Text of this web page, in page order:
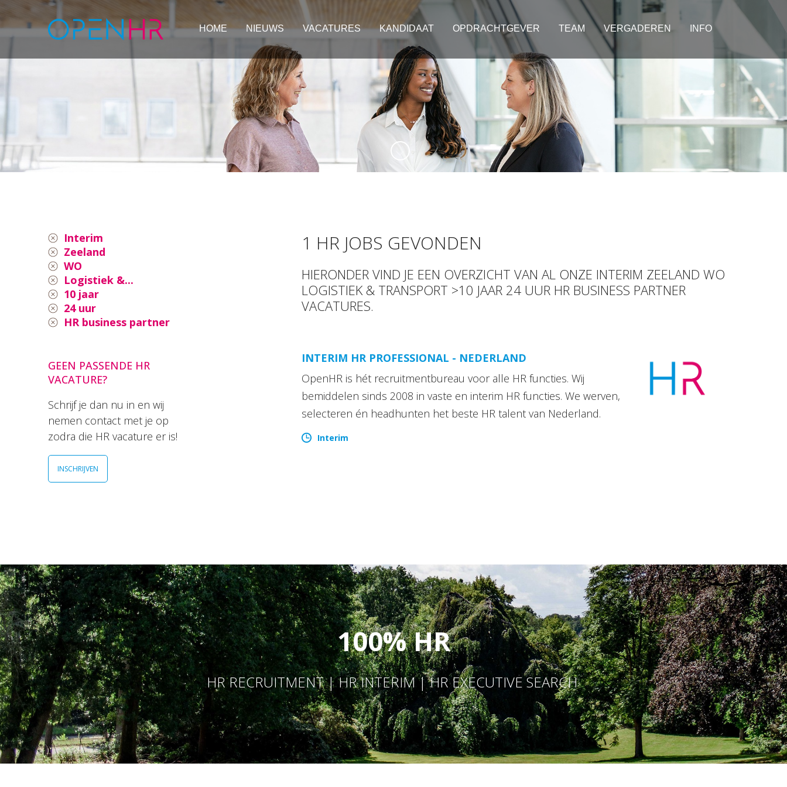
HOME NIEUWS VACATURES KANDIDAAT OPDRACHTGEVER TEAM VERGADEREN INFO
Interim
Zeeland
WO
Logistiek &...
10 jaar
24 uur
HR business partner
GEEN PASSENDE HR
VACATURE?
Schrijf je dan nu in en wij
nemen contact met je op
zodra die HR vacature er is!
INSCHRIJVEN
1 HR JOBS GEVONDEN
HIERONDER VIND JE EEN OVERZICHT VAN AL ONZE INTERIM ZEELAND WO
LOGISTIEK & TRANSPORT >10 JAAR 24 UUR HR BUSINESS PARTNER
VACATURES.
INTERIM HR PROFESSIONAL - NEDERLAND
OpenHR is hét recruitmentbureau voor alle HR functies. Wij
bemiddelen sinds 2008 in vaste en interim HR functies. We werven,
selecteren én headhunten het beste HR talent van Nederland.
Interim
100% HR
HR RECRUITMENT | HR INTERIM | HR EXECUTIVE SEARCH